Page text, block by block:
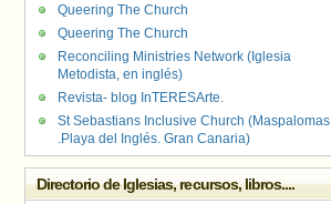
Queering The Church
Queering The Church
Reconciling Ministries Network (Iglesia
Metodista, en inglés)
Revista- blog InTERESArte.
St Sebastians Inclusive Church (Maspalomas
.Playa del Inglés. Gran Canaria)
Directorio de Iglesias, recursos, libros....